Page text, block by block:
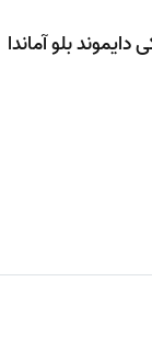
بلو آماندا